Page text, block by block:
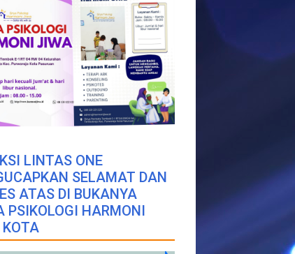
LINTAS ONE
SELAMAT DAN
ATAS DI BUKANYA
PSIKOLOGI HARMONI